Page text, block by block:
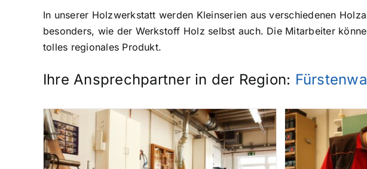
In unserer Holzwerkstatt werden Kleinserien aus verschiedenen
besonders, wie der Werkstoff Holz selbst auch. Die Mitarbeiter
tolles regionales Produkt.
Ihre Ansprechpartner in der Region: